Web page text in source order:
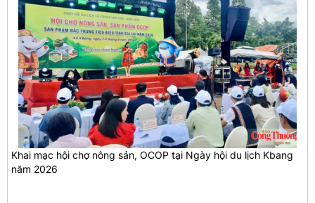
Khai mạc hội chợ nông sản, OCOP tại Ngày hội du lịch Kbang
năm 2026